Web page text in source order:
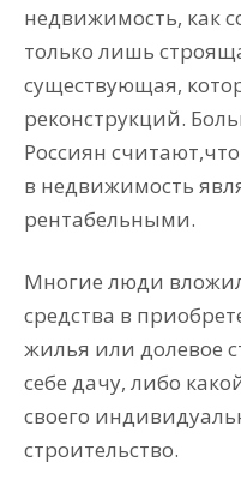
недвижимость, как
только лишь
существующая,
реконструкций.
Россиян
в недвижимость
рентабельными.
Многие люди
средства в
жилья или долевое
себе дачу, либо
своего
строительство.